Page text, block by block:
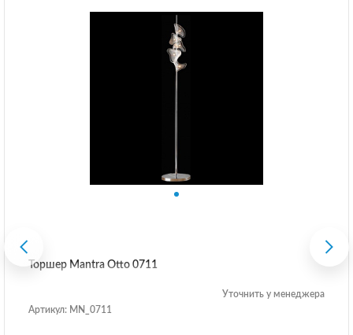
Торшер Mantra Otto 0711
Уточнить у менеджера
Артикул: MN_0711